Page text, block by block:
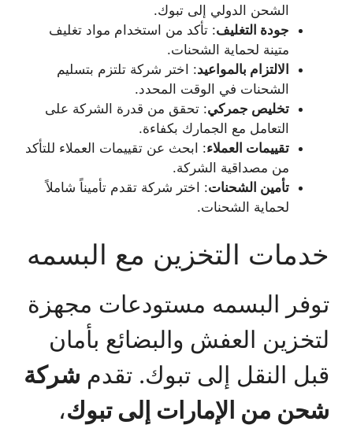
الشحن الدولي إلى تبوك.
جودة التغليف: تأكد من استخدام مواد تغليف
متينة لحماية الشحنات.
الالتزام بالمواعيد: اختر شركة تلتزم بتسليم
الشحنات في الوقت المحدد.
تخليص جمركي: تحقق من قدرة الشركة على
التعامل مع الجمارك بكفاءة.
تقييمات العملاء: ابحث عن تقييمات العملاء للتأكد
من مصداقية الشركة.
تأمين الشحنات: اختر شركة تقدم تأميناً شاملاً
لحماية الشحنات.
خدمات التخزين مع البسمه
توفر البسمه مستودعات مجهزة
لتخزين العفش والبضائع بأمان
قبل النقل إلى تبوك. تقدم شركة
شحن من الإمارات إلى تبوك،